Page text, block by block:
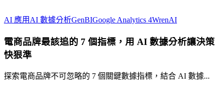
AI 應用 AI 數據分析GenBIGoogle Analytics 4WrenAI電
品
該
電商品牌最該追的 7 個指標，用 AI 數據分析讓決策
快狠準
探索電商品牌不可忽略的 7 個關鍵數據指標，結合 AI 數據...